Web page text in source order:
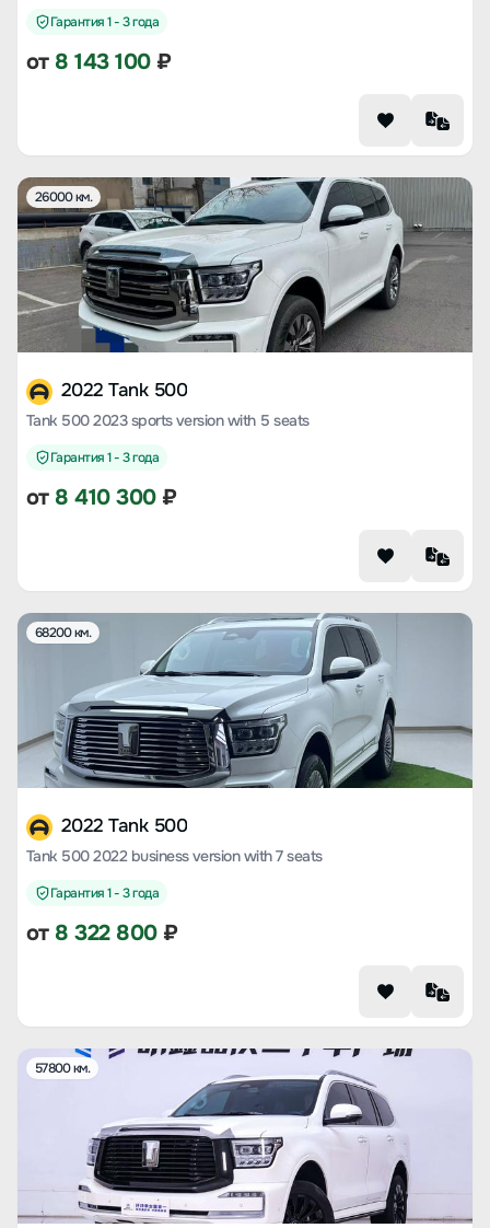
Гарантия 1 - 3 года
от 8 143 100₽
26000 км.
2022 Tank 500
Tank 500 2023 sports version with 5 seats
Гарантия 1 - 3 года
от 8 410 300₽
68200 км.
2022 Tank 500
Tank 500 2022 business version with 7 seats
Гарантия 1 - 3 года
от 8 322 800₽
57800 км.